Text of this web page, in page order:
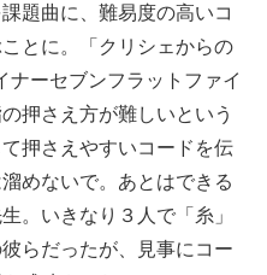
題曲に、難易度の高いコ
とに。「クリシェからの
ナーセブンフラットファイ
押さえ方が難しいという
押さえやすいコードを伝
めないで。あとはできる
。いきなり３人で「糸」
らだったが、見事にコー